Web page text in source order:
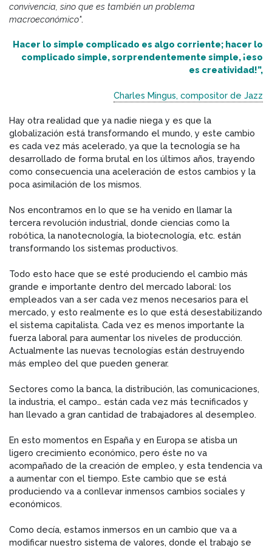
convivencia, sino que es también un problema
macroeconómico".
Hacer lo simple complicado es algo corriente; hacer lo
complicado simple, sorprendentemente simple, ¡eso
es creatividad!”,
Charles Mingus, compositor de Jazz
Hay otra realidad que ya nadie niega y es que la
globalización está transformando el mundo, y este cambio
es cada vez más acelerado, ya que la tecnología se ha
desarrollado de forma brutal en los últimos años, trayendo
como consecuencia una aceleración de estos cambios y la
poca asimilación de los mismos.
Nos encontramos en lo que se ha venido en llamar la
tercera revolución industrial, donde ciencias como la
robótica, la nanotecnología, la biotecnología, etc. están
transformando los sistemas productivos.
Todo esto hace que se esté produciendo el cambio más
grande e importante dentro del mercado laboral: los
empleados van a ser cada vez menos necesarios para el
mercado, y esto realmente es lo que está desestabilizando
el sistema capitalista. Cada vez es menos importante la
fuerza laboral para aumentar los niveles de producción.
Actualmente las nuevas tecnologías están destruyendo
más empleo del que pueden generar.
Sectores como la banca, la distribución, las comunicaciones,
la industria, el campo… están cada vez más tecnificados y
han llevado a gran cantidad de trabajadores al desempleo.
En esto momentos en España y en Europa se atisba un
ligero crecimiento económico, pero éste no va
acompañado de la creación de empleo, y esta tendencia va
a aumentar con el tiempo. Este cambio que se está
produciendo va a conllevar inmensos cambios sociales y
económicos.
Como decía, estamos inmersos en un cambio que va a
modificar nuestro sistema de valores, donde el trabajo se